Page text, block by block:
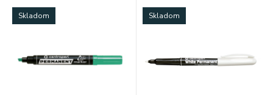
Skladom Skladom